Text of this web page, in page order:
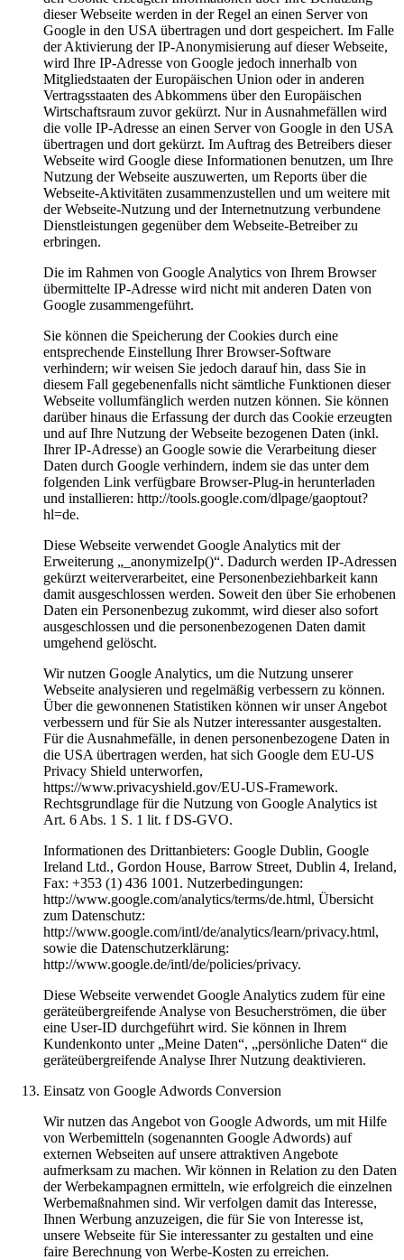
dieser Webseite werden in der Regel an einen Server von
Google in den USA übertragen und dort gespeichert. Im Falle
der Aktivierung der IP-Anonymisierung auf dieser Webseite,
wird Ihre IP-Adresse von Google jedoch innerhalb von
Mitgliedstaaten der Europäischen Union oder in anderen
Vertragsstaaten des Abkommens über den Europäischen
Wirtschaftsraum zuvor gekürzt. Nur in Ausnahmefällen wird
die volle IP-Adresse an einen Server von Google in den USA
übertragen und dort gekürzt. Im Auftrag des Betreibers dieser
Webseite wird Google diese Informationen benutzen, um Ihre
Nutzung der Webseite auszuwerten, um Reports über die
Webseite-Aktivitäten zusammenzustellen und um weitere mit
der Webseite-Nutzung und der Internetnutzung verbundene
Dienstleistungen gegenüber dem Webseite-Betreiber zu
erbringen.
Die im Rahmen von Google Analytics von Ihrem Browser
übermittelte IP-Adresse wird nicht mit anderen Daten von
Google zusammengeführt.
Sie können die Speicherung der Cookies durch eine
entsprechende Einstellung Ihrer Browser-Software
verhindern; wir weisen Sie jedoch darauf hin, dass Sie in
diesem Fall gegebenenfalls nicht sämtliche Funktionen dieser
Webseite vollumfänglich werden nutzen können. Sie können
darüber hinaus die Erfassung der durch das Cookie erzeugten
und auf Ihre Nutzung der Webseite bezogenen Daten (inkl.
Ihrer IP-Adresse) an Google sowie die Verarbeitung dieser
Daten durch Google verhindern, indem sie das unter dem
folgenden Link verfügbare Browser-Plug-in herunterladen
und installieren: http://tools.google.com/dlpage/gaoptout?
hl=de.
Diese Webseite verwendet Google Analytics mit der
Erweiterung „_anonymizeIp()“. Dadurch werden IP-Adressen
gekürzt weiterverarbeitet, eine Personenbeziehbarkeit kann
damit ausgeschlossen werden. Soweit den über Sie erhobenen
Daten ein Personenbezug zukommt, wird dieser also sofort
ausgeschlossen und die personenbezogenen Daten damit
umgehend gelöscht.
Wir nutzen Google Analytics, um die Nutzung unserer
Webseite analysieren und regelmäßig verbessern zu können.
Über die gewonnenen Statistiken können wir unser Angebot
verbessern und für Sie als Nutzer interessanter ausgestalten.
Für die Ausnahmefälle, in denen personenbezogene Daten in
die USA übertragen werden, hat sich Google dem EU-US
Privacy Shield unterworfen,
https://www.privacyshield.gov/EU-US-Framework.
Rechtsgrundlage für die Nutzung von Google Analytics ist
Art. 6 Abs. 1 S. 1 lit. f DS-GVO.
Informationen des Drittanbieters: Google Dublin, Google
Ireland Ltd., Gordon House, Barrow Street, Dublin 4, Ireland,
Fax: +353 (1) 436 1001. Nutzerbedingungen:
http://www.google.com/analytics/terms/de.html, Übersicht
zum Datenschutz:
http://www.google.com/intl/de/analytics/learn/privacy.html,
sowie die Datenschutzerklärung:
http://www.google.de/intl/de/policies/privacy.
Diese Webseite verwendet Google Analytics zudem für eine
geräteübergreifende Analyse von Besucherströmen, die über
eine User-ID durchgeführt wird. Sie können in Ihrem
Kundenkonto unter „Meine Daten“, „persönliche Daten“ die
geräteübergreifende Analyse Ihrer Nutzung deaktivieren.
Einsatz von Google Adwords Conversion
Wir nutzen das Angebot von Google Adwords, um mit Hilfe
von Werbemitteln (sogenannten Google Adwords) auf
externen Webseiten auf unsere attraktiven Angebote
aufmerksam zu machen. Wir können in Relation zu den Daten
der Werbekampagnen ermitteln, wie erfolgreich die einzelnen
Werbemaßnahmen sind. Wir verfolgen damit das Interesse,
Ihnen Werbung anzuzeigen, die für Sie von Interesse ist,
unsere Webseite für Sie interessanter zu gestalten und eine
faire Berechnung von Werbe-Kosten zu erreichen.